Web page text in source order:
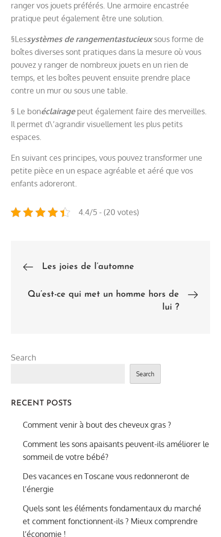
ranger vos jouets préférés. Une armoire encastrée
pratique peut également être une solution.
§Lessystèmes de rangementastucieuxsous forme de
boîtes diverses sont pratiques dans la mesure où vous
pouvez y ranger de nombreux jouets en un rien de
temps, et les boîtes peuvent ensuite prendre place
contre un mur ou sous une table.
§ Le bonéclairagepeut également faire des merveilles.
Il permet d\’agrandir visuellement les plus petits
espaces.
En suivant ces principes, vous pouvez transformer une
petite pièce en un espace agréable et aéré que vos
enfants adoreront.
4.4/5 - (20 votes)
Post
navigation
Les joies de l’automne
Qu’est-ce qui met un homme hors de
lui ?
Search
Search
RECENT POSTS
Comment venir à bout des cheveux gras ?
Comment les sons apaisants peuvent-ils améliorer le
sommeil de votre bébé?
Des vacances en Toscane vous redonneront de
l’énergie
Quels sont les éléments fondamentaux du marché
et comment fonctionnent-ils ? Mieux comprendre
l’économie !